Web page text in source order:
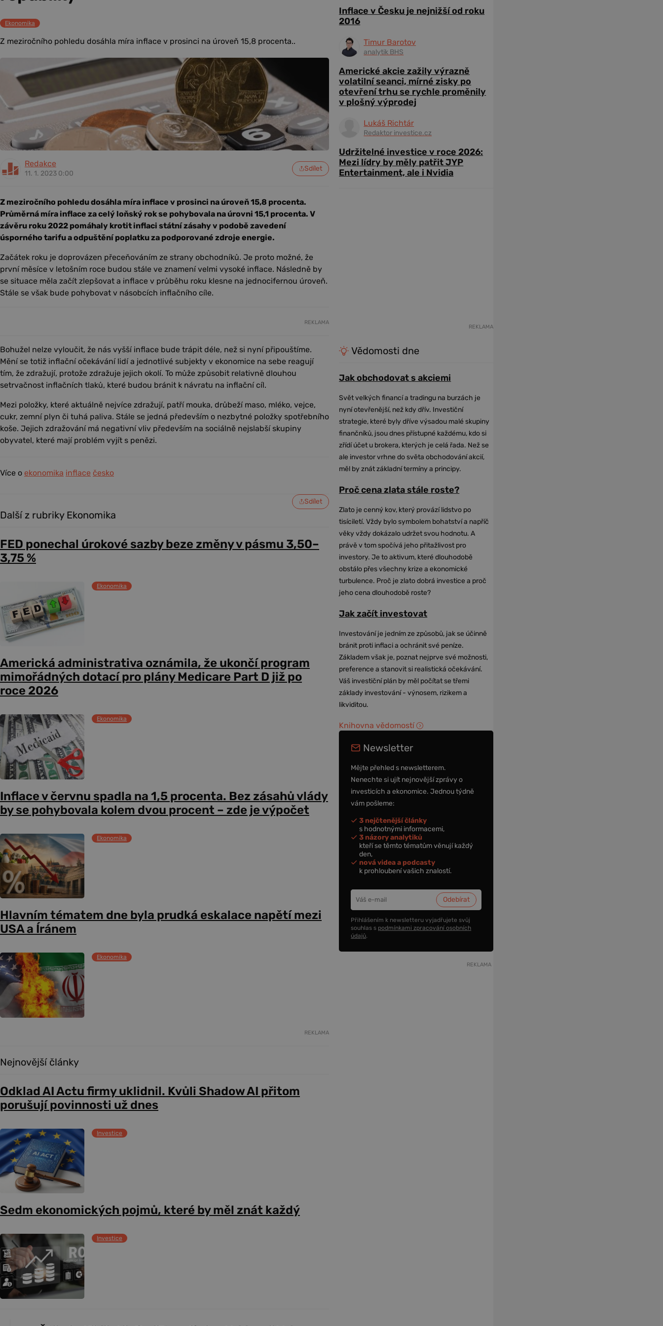
Ekonomika
Z meziročního pohledu dosáhla míra inflace v prosinci na úroveň 15,8 procenta..
Redakce
11. 1. 2023 0:00
Sdílet
Z meziročního pohledu dosáhla míra inflace v prosinci na úroveň 15,8 procenta.
Průměrná míra inflace za celý loňský rok se pohybovala na úrovni 15,1 procenta. V
závěru roku 2022 pomáhaly krotit inflaci státní zásahy v podobě zavedení
úsporného tarifu a odpuštění poplatku za podporované zdroje energie.
Začátek roku je doprovázen přeceňováním ze strany obchodníků. Je proto možné, že
první měsíce v letošním roce budou stále ve znamení velmi vysoké inflace. Následně by
se situace měla začít zlepšovat a inflace v průběhu roku klesne na jednocifernou úroveň.
Stále se však bude pohybovat v násobcích inflačního cíle.
REKLAMA
Bohužel nelze vyloučit, že nás vyšší inflace bude trápit déle, než si nyní připouštíme.
Mění se totiž inflační očekávání lidí a jednotlivé subjekty v ekonomice na sebe reagují
tím, že zdražují, protože zdražuje jejich okolí. To může způsobit relativně dlouhou
setrvačnost inflačních tlaků, které budou bránit k návratu na inflační cíl.
Mezi položky, které aktuálně nejvíce zdražují, patří mouka, drůbeží maso, mléko, vejce,
cukr, zemní plyn či tuhá paliva. Stále se jedná především o nezbytné položky spotřebního
koše. Jejich zdražování má negativní vliv především na sociálně nejslabší skupiny
obyvatel, které mají problém vyjít s penězi.
Více o ekonomika inflace česko
Sdílet
Další z rubriky Ekonomika
FED ponechal úrokové sazby beze změny v pásmu 3,50–
3,75 %
Ekonomika
Americká administrativa oznámila, že ukončí program
mimořádných dotací pro plány Medicare Part D již po
roce 2026
Ekonomika
Inflace v červnu spadla na 1,5 procenta. Bez zásahů vlády
by se pohybovala kolem dvou procent – zde je výpočet
Ekonomika
Hlavním tématem dne byla prudká eskalace napětí mezi
USA a Íránem
Ekonomika
REKLAMA
Nejnovější články
Odklad AI Actu firmy uklidnil. Kvůli Shadow AI přitom
porušují povinnosti už dnes
Investice
Sedm ekonomických pojmů, které by měl znát každý
Investice
Inflace v Česku je nejnižší od roku
2016
Timur Barotov
analytik BHS
Americké akcie zažily výrazně
volatilní seanci, mírné zisky po
otevření trhu se rychle proměnily
v plošný výprodej
Lukáš Richtár
Redaktor investice.cz
Udržitelné investice v roce 2026:
Mezi lídry by měly patřit JYP
Entertainment, ale i Nvidia
REKLAMA
Vědomosti dne
Jak obchodovat s akciemi
Svět velkých financí a tradingu na burzách je
nyní otevřenější, než kdy dřív. Investiční
strategie, které byly dříve výsadou malé skupiny
finančníků, jsou dnes přístupné každému, kdo si
zřídí účet u brokera, kterých je celá řada. Než se
ale investor vrhne do světa obchodování akcií,
měl by znát základní termíny a principy.
Proč cena zlata stále roste?
Zlato je cenný kov, který provází lidstvo po
tisíciletí. Vždy bylo symbolem bohatství a napříč
věky vždy dokázalo udržet svou hodnotu. A
právě v tom spočívá jeho přitažlivost pro
investory. Je to aktivum, které dlouhodobě
obstálo přes všechny krize a ekonomické
turbulence. Proč je zlato dobrá investice a proč
jeho cena dlouhodobě roste?
Jak začít investovat
Investování je jedním ze způsobů, jak se účinně
bránit proti inflaci a ochránit své peníze.
Základem však je, poznat nejprve své možnosti,
preference a stanovit si realistická očekávání.
Váš investiční plán by měl počítat se třemi
základy investování - výnosem, rizikem a
likviditou.
Knihovna vědomostí
Newsletter
Mějte přehled s newsletterem.
Nenechte si ujít nejnovější zprávy o
investicích a ekonomice. Jednou týdně
vám pošleme:
3 nejčtenější články
s hodnotnými informacemi,
3 názory analytiků
kteří se těmto tématům věnují každý
den,
nová videa a podcasty
k prohloubení vašich znalostí.
Přihlášením k newsletteru vyjadřujete svůj
souhlas s podmínkami zpracování osobních
údajů.
REKLAMA